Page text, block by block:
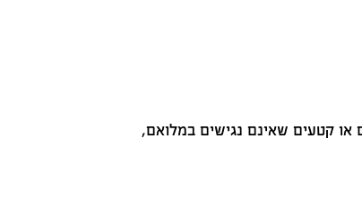
קטעים שאינם נגישים במלואם,